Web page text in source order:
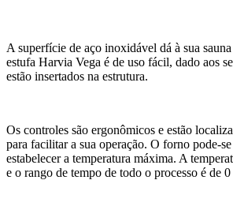
A superfície de aço inoxidável dá à sua
estufa Harvia Vega é de uso fácil, dado aos
estão insertados na estrutura.
Os controles são ergonômicos e estão
para facilitar a sua operação. O forno pode-
estabelecer a temperatura máxima. A
e o rango de tempo de todo o processo é de